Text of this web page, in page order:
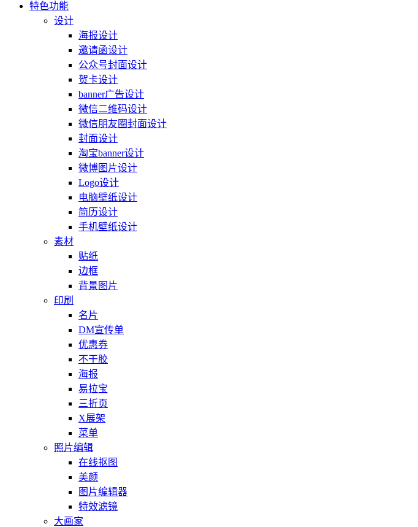
特色功能
设计
海报设计
邀请函设计
公众号封面设计
贺卡设计
banner广告设计
微信二维码设计
微信朋友圈封面设计
封面设计
淘宝banner设计
微博图片设计
Logo设计
电脑壁纸设计
简历设计
手机壁纸设计
素材
贴纸
边框
背景图片
印刷
名片
DM宣传单
优惠券
不干胶
海报
易拉宝
三折页
X展架
菜单
照片编辑
在线抠图
美颜
图片编辑器
特效滤镜
大画家